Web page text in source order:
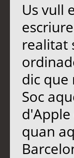
Us vull
realitat
dic que
Soc
quan